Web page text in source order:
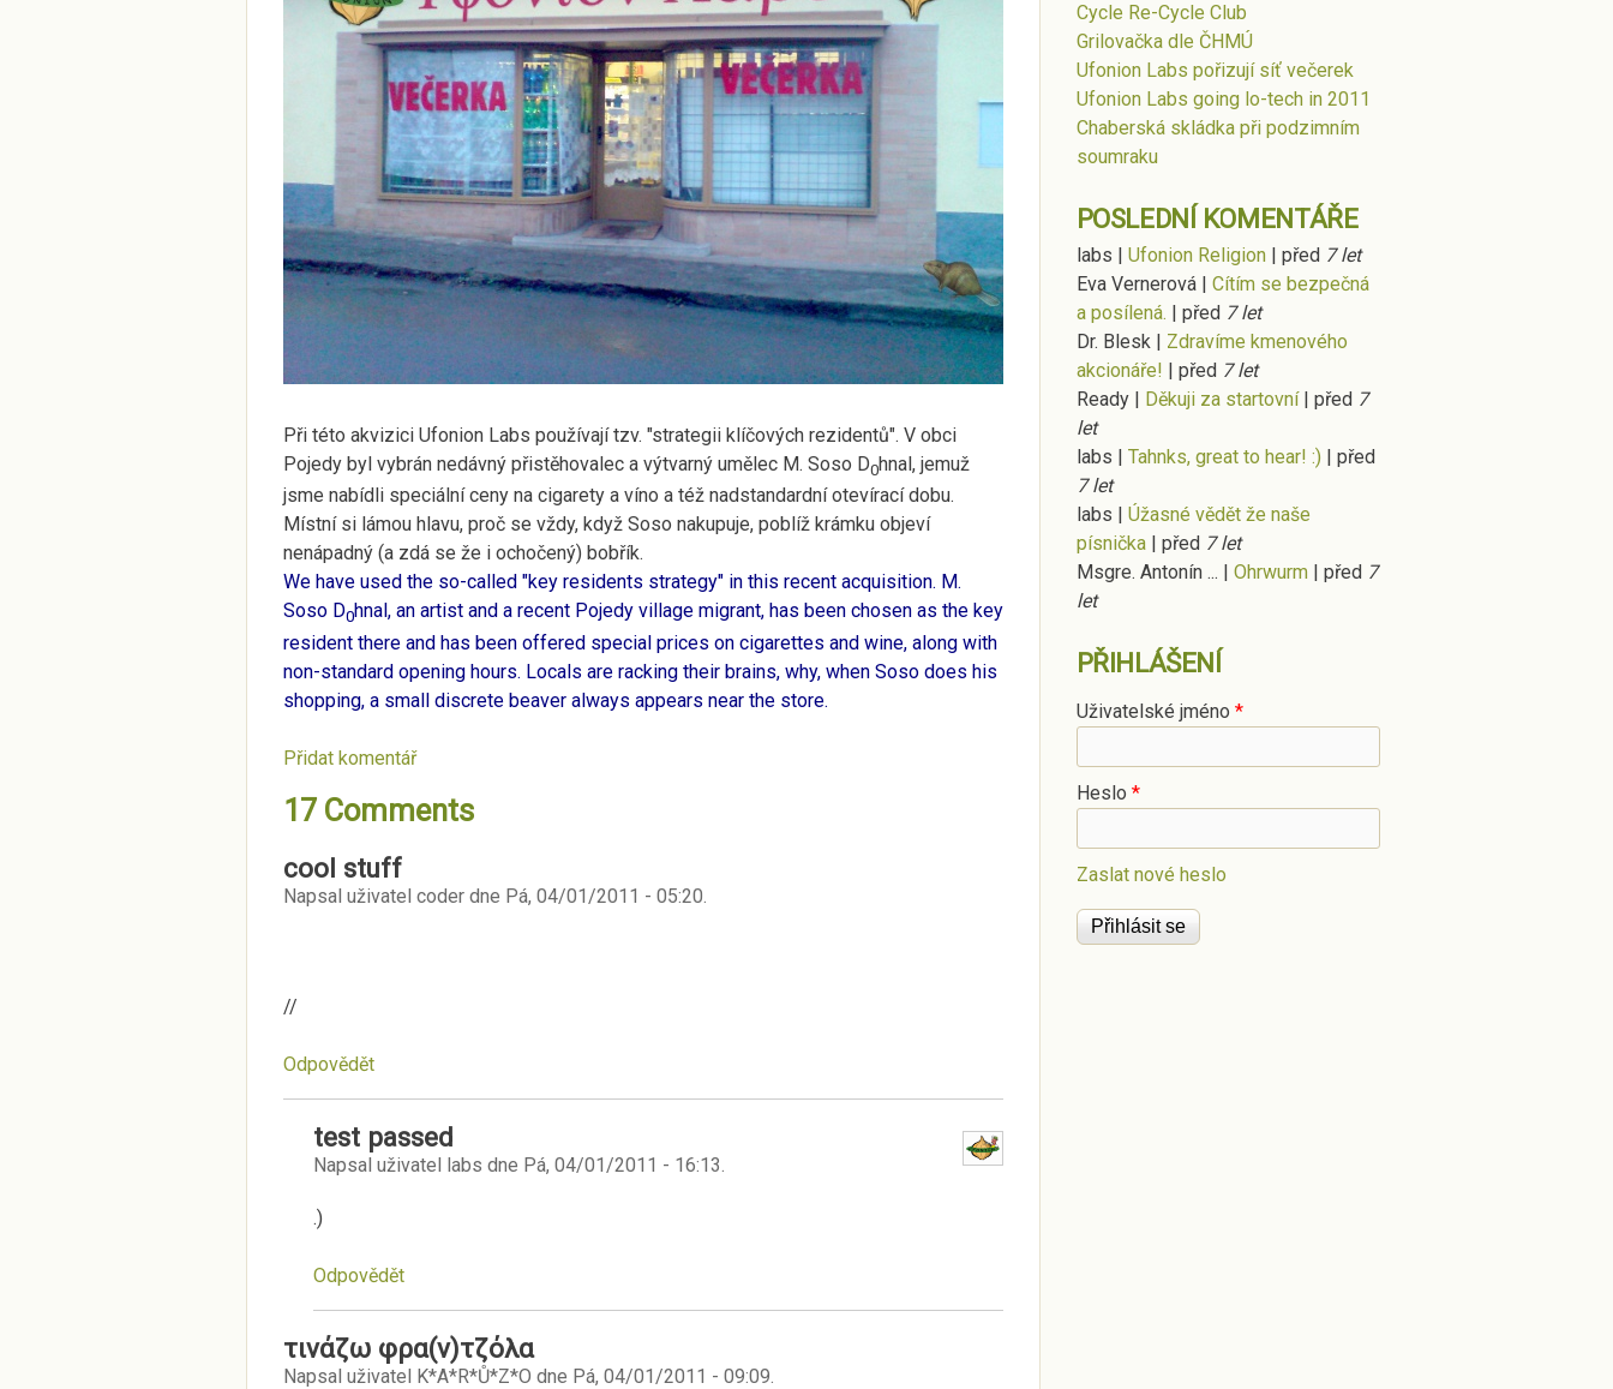
Při této akvizici Ufonion Labs používají tzv. "strategii klíčových rezidentů". V obci
Pojedy byl vybrán nedávný přistěhovalec a výtvarný umělec M. Soso D0hnal, jemuž
jsme nabídli speciální ceny na cigarety a víno a též nadstandardní otevírací dobu.
Místní si lámou hlavu, proč se vždy, když Soso nakupuje, poblíž krámku objeví
nenápadný (a zdá se že i ochočený) bobřík.
We have used the so-called "key residents strategy" in this recent acquisition. M.
Soso D0hnal, an artist and a recent Pojedy village migrant, has been chosen as the key
resident there and has been offered special prices on cigarettes and wine, along with
non-standard opening hours. Locals are racking their brains, why, when Soso does his
shopping, a small discrete beaver always appears near the store.
Přidat komentář
17 Comments
cool stuff
Napsal uživatel coderdne Pá, 04/01/2011 - 05:20
//
Odpovědět
test passed
Napsal uživatel labs dne Pá, 04/01/2011 - 16:13
.)
Odpovědět
τινάζω φρα(ν)τζόλα
Napsal uživatel K*A*R*Ů*Z*O dne Pá, 04/01/2011 - 09:09
Cycle Re-Cycle Club
Grilovačka dle ČHMÚ
Ufonion Labs pořizují síť večerek
Ufonion Labs going lo-tech in 2011
Chaberská skládka při podzimním
soumraku
POSLEDNÍ KOMENTÁŘE
labs | Ufonion Religion | před 7 let
Eva Vernerová | Cítím se bezpečná
a posílená. | před 7 let
Dr. Blesk | Zdravíme kmenového
akcionáře! | před 7 let
Ready | Děkuji za startovní | před 7
let
labs | Tahnks, great to hear! :) | před
7 let
labs | Úžasné vědět že naše
písnička | před 7 let
Msgre. Antonín ... | Ohrwurm | před 7
let
PŘIHLÁŠENÍ
Uživatelské jméno *
Heslo *
Zaslat nové heslo